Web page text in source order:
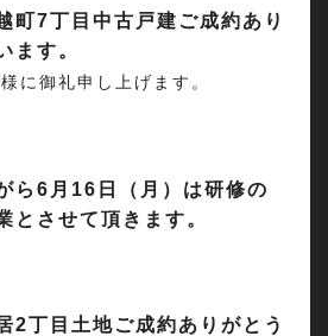
町7丁目中古戸建ご成約あり
ます。
に御礼申し上げます。
ら6月16日（月）は研修の
とさせて頂きます。
2丁目土地ご成約ありがとう